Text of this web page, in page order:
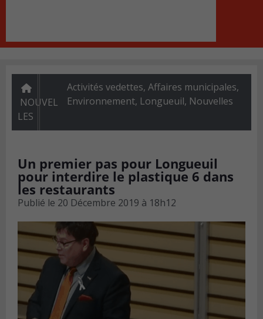
NOUVEL
LES
Activités vedettes,Affaires municipales,
Environnement, Longueuil, Nouvelles
Un premier pas pour Longueuil
pour interdire le plastique 6 dans
les restaurants
Publié le 20 Décembre 2019 à 18h12